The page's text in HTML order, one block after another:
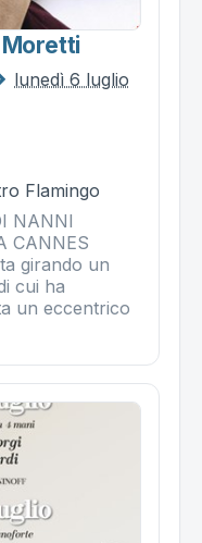
Moretti
lunedì 6 luglio
Flamingo
NANNI
CANNES
girando un
cui ha
un eccentrico